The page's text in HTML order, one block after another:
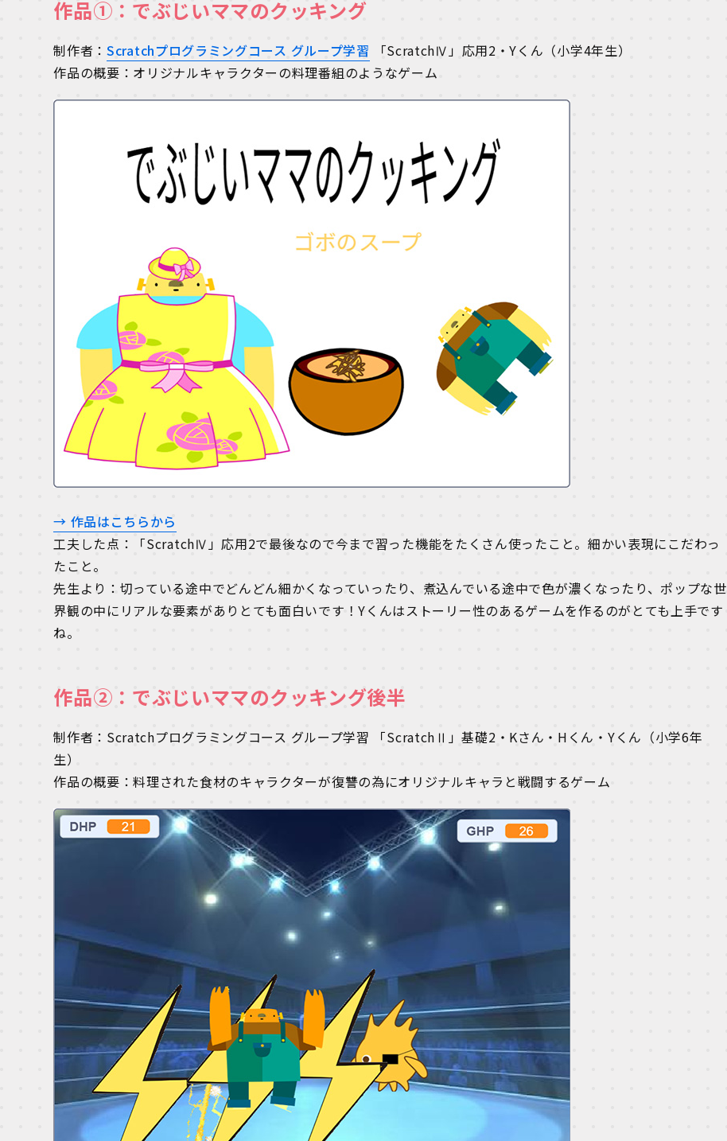
作品①：でぶじいママのクッキング
制作者： Scratchプログラミングコース グループ学習 「ScratchⅣ」応用2・Yくん（小学4年生）
作品の概要：オリジナルキャラクターの料理番組のようなゲーム
→ 作品はこちらから
工夫した点：「ScratchⅣ」応用2で最後なので今まで習った機能をたくさん使ったこと。細かい表現にこだわっ
たこと。
先生より：切っている途中でどんどん細かくなっていったり、煮込んでいる途中で色が濃くなったり、ポップな世
界観の中にリアルな要素がありとても面白いです！Yくんはストーリー性のあるゲームを作るのがとても上手です
ね。
作品②：でぶじいママのクッキング後半
制作者：Scratchプログラミングコース グループ学習 「ScratchⅡ」基礎2・Kさん・Hくん・Yくん（小学6年
生）
作品の概要：料理された食材のキャラクターが復讐の為にオリジナルキャラと戦闘するゲーム